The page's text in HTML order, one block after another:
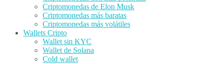
Criptomonedas de Elon Musk
Criptomonedas más baratas
Criptomonedas más volátiles
Wallets Cripto
Wallet sin KYC
Wallet de Solana
Cold wallet